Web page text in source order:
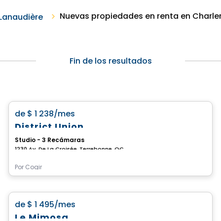
Nuevas propiedades en renta en
Fin de los resultados
de $ 1 238/mes
District Union
Studio - 3 Recámaras
1230 Av. De La Croisée, Terrebonne, QC
Por Cogir
Condominio/Apartamento
de $ 1 495/mes
Le Mimosa